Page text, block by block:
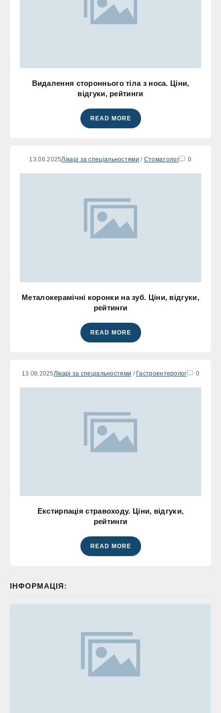
Видалення стороннього тіла з носа. Ціни,
відгуки, рейтинги
READ MORE
13.06.2025Лікарі за спеціальностями / Стоматолог 0
Металокерамічні коронки на зуб. Ціни, відгуки,
рейтинги
READ MORE
13.08.2025 Лікарі за спеціальностями / Гастроентеролог 0
Екстирпація стравоходу. Ціни, відгуки,
рейтинги
READ MORE
ІНФОРМАЦІЯ: